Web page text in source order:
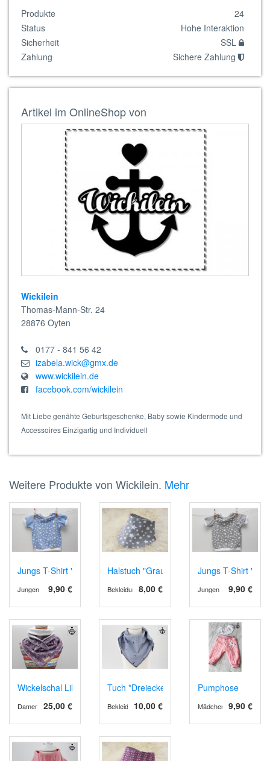
Produkte
24
Status
Hohe Interaktion
Sicherheit
SSL
Zahlung
Sichere Zahlung
Artikel im OnlineShop von
Wickilein
Thomas-Mann-Str. 24
28876 Oyten
0177 - 841 56 42
izabela.wick@gmx.de
www.wickilein.de
facebook.com/wickilein
Mit Liebe genähte Geburtsgeschenke, Baby sowie Kindermode und
Accessoires Einzigartig und Individuell
Weitere Produkte von Wickilein. Mehr
Jungs T-Shirt "Blau mit Sternen" in 62/68
9,90 €
Jungen
Halstuch "Grau mit Sternen"
8,00 €
Bekleidung
Jungs T-Shirt
9,90 €
Jungen
Wickelschal Lila (Verkauft)
25,00 €
Damen
Tuch *Dreiecke auf Blau*
10,00 €
Bekleidung
Pumphose
9,90 €
Mädchen